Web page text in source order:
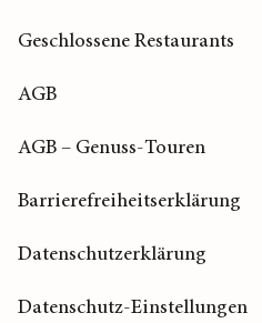
Geschlossene Restaurants
AGB
AGB – Genuss-Touren
Barrierefreiheitserklärung
Datenschutzerklärung
Datenschutz-Einstellungen